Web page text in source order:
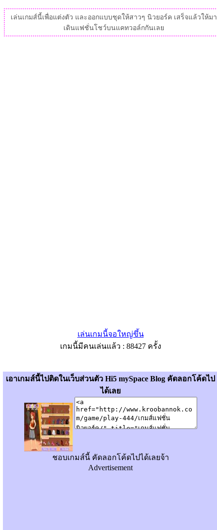
เล่นเกมส์นี้เพื่อแต่งตัว และออกแบบชุดให้สาวๆ นิวยอร์ค เสร็จแล้วให้มา
เดินแฟชั่นโชว์บนแคทวอล์กกันเลย
เล่นเกมนี้จอใหญ่ขึ้น
เกมนี้มีคนเล่นแล้ว : 88427 ครั้ง
เอาเกมส์นี้ไปติดในเว็บส่วนตัว Hi5 mySpace Blog คัดลอกโค้ดไป
ได้เลย
ชอบเกมส์นี้ คัดลอกโค้ดไปได้เลยจ้า
Advertisement